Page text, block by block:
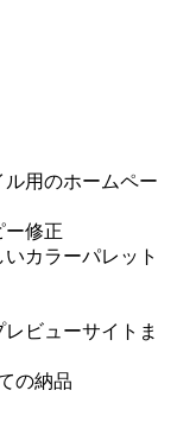
用のホームペー
ー修正
カラーパレット
ビューサイトま
の納品